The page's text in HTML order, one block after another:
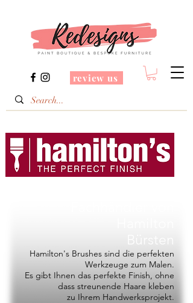
review us
Hamilton's Brushes sind die perfekten
Werkzeuge zum Malen.
Es gibt Ihnen das perfekte Finish, ohne
dass streunende Haare kleben
zu Ihrem Handwerksprojekt.